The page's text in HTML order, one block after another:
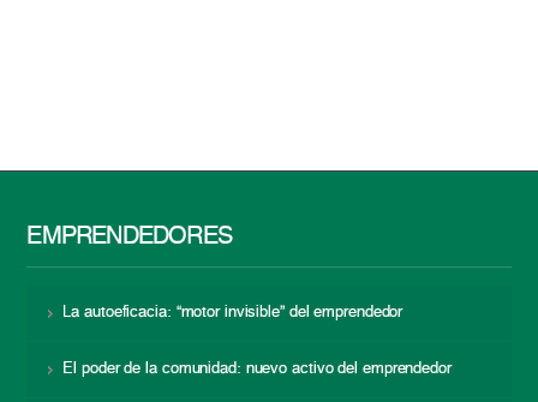
EMPRENDEDORES
La autoeficacia: “motor invisible” del emprendedor
El poder de la comunidad: nuevo activo del emprendedor